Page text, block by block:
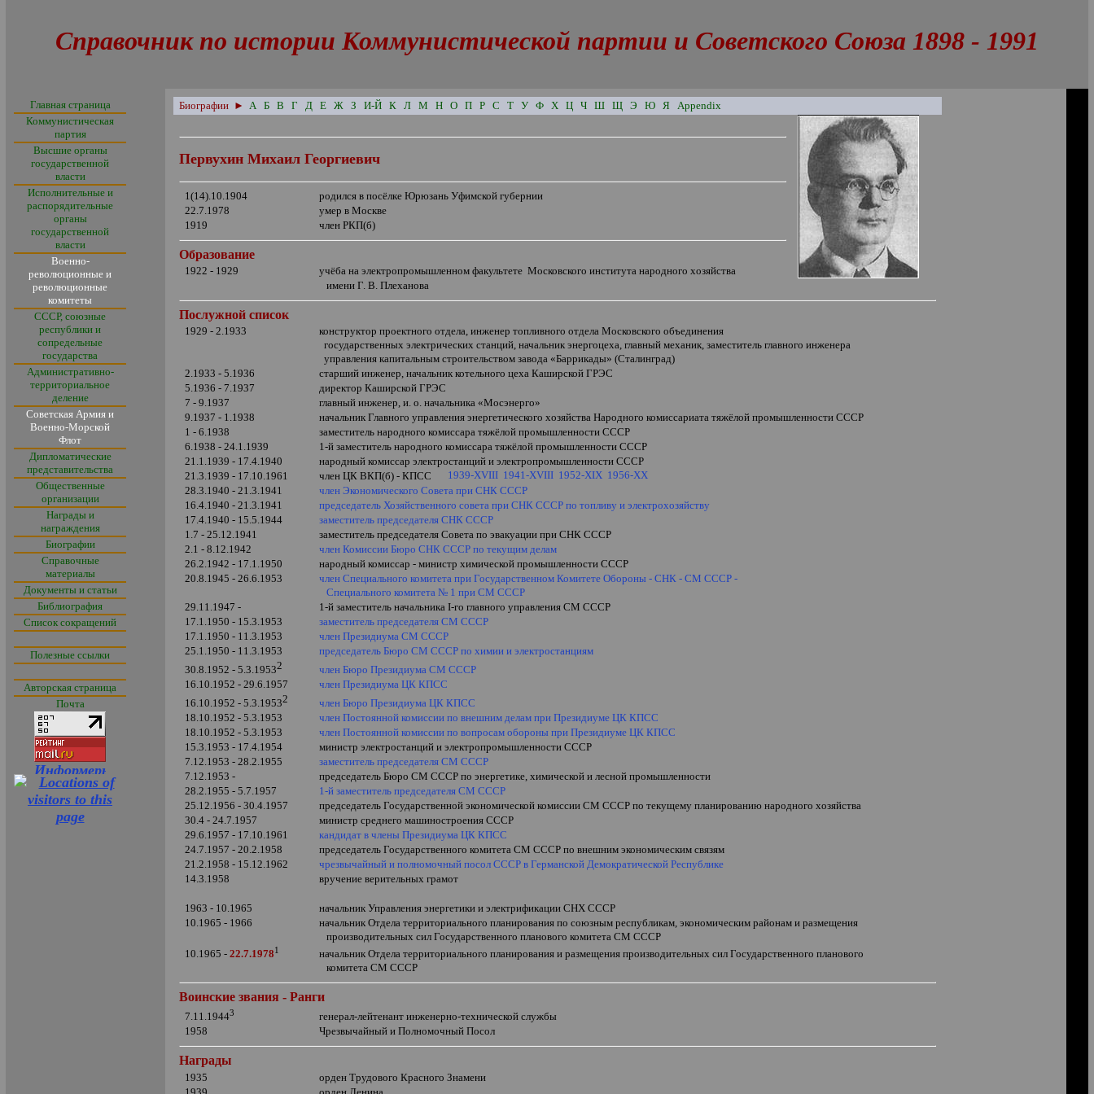
Справочник по истории Коммунистической партии и Советского Союза 1898 - 1991
Главная страница
Коммунистическая
партия
Высшие органы
государственной
власти
Исполнительные и
распорядительные
органы
государственной
власти
Военно-
революционные и
революционные
комитеты
СССР, союзные
республики и
сопредельные
государства
Административно-
территориальное
деление
Советская Армия и
Военно-Морской
Флот
Дипломатические
представительства
Общественные
организации
Награды и
награждения
Биографии
Справочные
материалы
Документы и статьи
Библиография
Список сокращений
Полезные ссылки
Авторская страница
Почта
Биографии ► А Б В Г Д Е Ж З И-Й К Л М Н О П Р С Т У Ф Х Ц Ч Ш Щ Э Ю Я Appendix
Первухин Михаил Георгиевич
1(14).10.1904
родился в посёлке Юрюзань Уфимской губернии
22.7.1978
умер в Москве
1919
член РКП(б)
Образование
1922 - 1929 учёба на электропромышленном факультете Московского института народного хозяйства
имени Г. В. Плеханова
Послужной список
1929 - 2.1933
конструктор проектного отдела, инженер топливного отдела Московского объединения
государственных электрических станций, начальник энергоцеха, главный механик, заместитель главного инженера
управления капитальным строительством завода«Баррикады» (Сталинград)
2.1933 - 5.1936
старший инженер, начальник котельного цеха Каширской ГРЭС
5.1936 - 7.1937
директор Каширской ГРЭС
7 - 9.1937 главный инженер, и. о. начальника«Мосэнерго»
9.1937 - 1.1938
начальник Главного управления энергетического хозяйства Народного комиссариата тяжёлой промышленности СССР
1 - 6.1938
заместитель народного комиссара тяжёлой промышленности СССР
6.1938 - 24.1.1939
1-й заместитель народного комиссара тяжёлой промышленности СССР
21.1.1939 - 17.4.1940
народный комиссар электростанций и электропромышленности СССР
21.3.1939 - 17.10.1961 член ЦК ВКП(б) - КПСС 1939-XVIII 1941-XVIII 1952-XIX 1956-XX
28.3.1940 - 21.3.1941
член Экономического Совета при СНК СССР
16.4.1940 - 21.3.1941
председатель Хозяйственного совета при СНК СССР по топливу и электрохозяйству
17.4.1940 - 15.5.1944
заместитель председателя СНК СССР
1.7 - 25.12.1941
заместитель председателя Совета по эвакуации при СНК СССР
2.1 - 8.12.1942
член Комиссии Бюро СНК СССР по текущим делам
26.2.1942 - 17.1.1950
народный комиссар - министр химической промышленности СССР
20.8.1945 - 26.6.1953
член Специального комитета при Государственном Комитете Обороны - СНК - СМ СССР -
Специального комитета № 1 при СМ СССР
29.11.1947 -
1-й заместитель начальникаI-го главного управления СМ СССР
17.1.1950 - 15.3.1953
заместитель председателя СМ СССР
17.1.1950 - 11.3.1953
член Президиума СМ СССР
25.1.1950 - 11.3.1953
председатель Бюро СМ СССР по химии и электростанциям
30.8.1952 - 5.3.19532
член Бюро Президиума СМ СССР
16.10.1952 - 29.6.1957
член Президиума ЦК КПСС
16.10.1952 - 5.3.19532
член Бюро Президиума ЦК КПСС
18.10.1952 - 5.3.1953
член Постоянной комиссии по внешним делам при Президиуме ЦК КПСС
18.10.1952 - 5.3.1953
член Постоянной комиссии по вопросам обороны при Президиуме ЦК КПСС
15.3.1953 - 17.4.1954
министр электростанций и электропромышленности СССР
7.12.1953 - 28.2.1955
заместитель председателя СМ СССР
7.12.1953 -
председатель Бюро СМ СССР по энергетике, химической и лесной промышленности
28.2.1955 - 5.7.1957
1-й заместитель председателя СМ СССР
25.12.1956 - 30.4.1957
председатель Государственной экономической комиссии СМ СССР по текущему планированию народного хозяйства
30.4 - 24.7.1957
министр среднего машиностроения СССР
29.6.1957 - 17.10.1961
кандидат в члены Президиума ЦК КПСС
24.7.1957 - 20.2.1958
председатель Государственного комитета СМ СССР по внешним экономическим связям
21.2.1958 - 15.12.1962
чрезвычайный и полномочный посол СССР в Германской Демократической Республике
14.3.1958
вручение верительных грамот
1963 - 10.1965
начальник Управления энергетики и электрификации СНХ СССР
10.1965 - 1966
начальник Отдела территориального планирования по союзным республикам, экономическим районам и размещения
производительных сил Государственного планового комитета СМ СССР
10.1965 -22.7.19781
начальник Отдела территориального планирования и размещения производительных сил Государственного планового
комитета СМ СССР
Воинские звания - Ранги
7.11.19443
генерал-лейтенант инженерно-технической службы
1958
Чрезвычайный и Полномочный Посол
Награды
1935
орден Трудового Красного Знамени